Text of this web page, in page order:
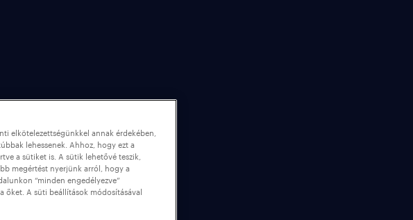
elkötelezettségünkkel annak érdekében,
lehessenek. Ahhoz, hogy ezt a
a sütiket is. A sütik lehetővé teszik,
megértést nyerjünk arról, hogy a
“minden engedélyezve”
őket. A süti beállítások módosításával